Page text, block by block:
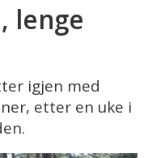
lenge
igjen med
etter en uke i